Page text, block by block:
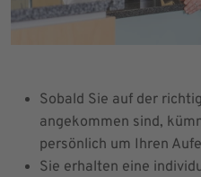
Sobald Sie auf der
angekommen sind,
persönlich um Ihren
Sie erhalten eine